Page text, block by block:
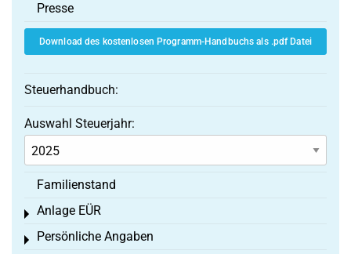
Presse
Download des kostenlosen Programm-Handbuchs als .pdf Datei
Steuerhandbuch:
Auswahl Steuerjahr:
Familienstand
Anlage EÜR
Toggle menu
Persönliche Angaben
Toggle menu